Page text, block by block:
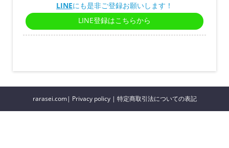
LINEにも是非ご登録お願いします！
LINE登録はこちらから
rarasei.com| Privacy policy| 特定商取引法についての表記